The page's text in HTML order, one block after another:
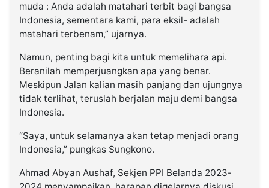
muda : Anda adalah matahari terbit bagi bangsa
Indonesia, sementara kami, para eksil- adalah
matahari terbenam,” ujarnya.
Namun, penting bagi kita untuk memelihara api.
Beranilah memperjuangkan apa yang benar.
Meskipun Jalan kalian masih panjang dan ujungnya
tidak terlihat, teruslah berjalan maju demi bangsa
Indonesia.
“Saya, untuk selamanya akan tetap menjadi orang
Indonesia,” pungkas Sungkono.
Ahmad Abyan Aushaf, Sekjen PPI Belanda 2023-